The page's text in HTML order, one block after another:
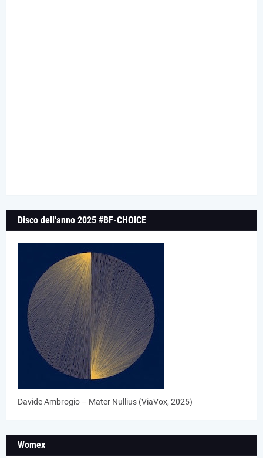
Disco dell'anno 2025 #BF-CHOICE
Davide Ambrogio – Mater Nullius (ViaVox, 2025)
Womex